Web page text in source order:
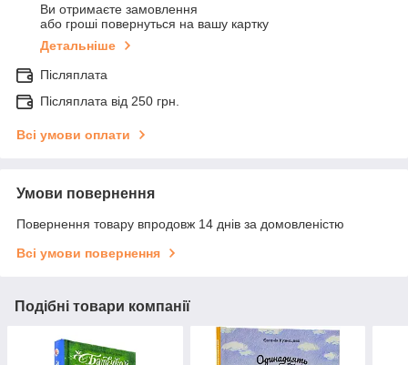
Ви отримаєте замовлення
або гроші повернуться на вашу картку
Детальніше
Післяплата
Післяплата від 250 грн.
Всі умови оплати
Умови повернення
Повернення товару впродовж 14 днів за домовленістю
Всі умови повернення
Подібні товари компанії